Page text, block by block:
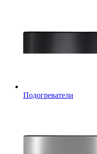
Подогреватели